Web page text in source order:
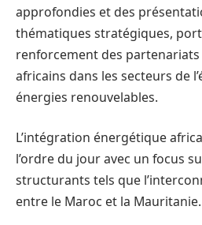
approfondies et des
thématiques stratégiques,
renforcement des partenariats
africains dans les secteurs de
énergies renouvelables.
L’intégration énergétique
l’ordre du jour avec un focus
structurants tels que
entre le Maroc et la Mauritanie.